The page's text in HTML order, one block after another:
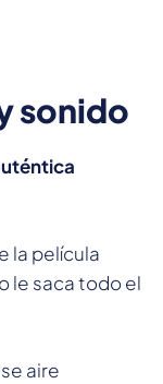
sonido
la película
le saca todo el
aire